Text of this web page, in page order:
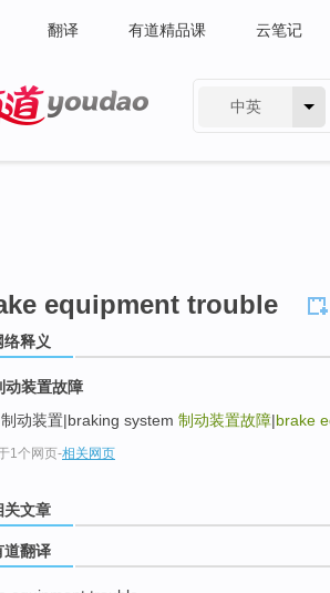
翻译 有道精品课 云笔记
中英
equipment trouble
络释义
动装置故障
制动装置|braking system 制动装置故障|brake
1个网页-相关网页
关文章
道翻译